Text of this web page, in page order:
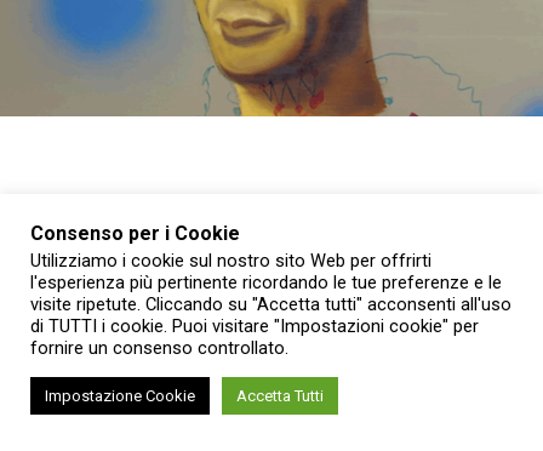
TORINO – 30 ottobre al 2 novembre 2025
Torino la13ª edizione di Flashback Art Fair, negli spazi
diFlashback Habitat, il centro artistico indipendente di
corso Giovanni Lanza 75 , nel verde di Borgo Crimea.
Quest’anno, la direzione composta daGinevra Pucci,
HabitatAlessandro Bulgini, ha scelto di
Consenso per i Cookie
Utilizziamo i cookie sul nostro sito Web per offrirti
l'esperienza più pertinente ricordando le tue preferenze e le
visite ripetute. Cliccando su "Accetta tutti" acconsenti all'uso
di TUTTI i cookie. Puoi visitare "Impostazioni cookie" per
fornire un consenso controllato.
Impostazione Cookie Accetta Tutti